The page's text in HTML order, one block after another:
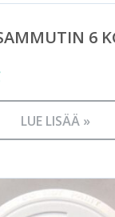
6
LUE LISÄÄ »